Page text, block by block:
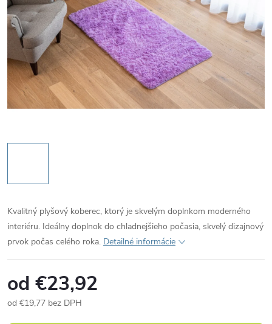
Kvalitný plyšový koberec, ktorý je skvelým doplnkom moderného
interiéru. Ideálny doplnok do chladnejšieho počasia, skvelý dizajnový
prvok počas celého roka. Detailné informácie
od €23,92
od €19,77 bez DPH